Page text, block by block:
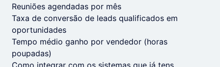
Reuniões agendadas por mês
Taxa de conversão de leads qualificados em
oportunidades
Tempo médio ganho por vendedor (horas
poupadas)
Como integrar com os sistemas que já tens